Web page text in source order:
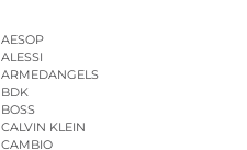
AESOP
ALESSI
ARMEDANGELS
BDK
BOSS
CALVIN KLEIN
CAMBIO